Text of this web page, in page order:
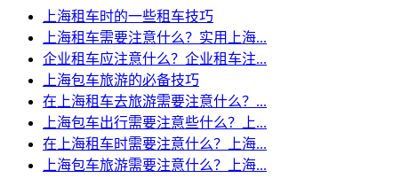
上海租车时的一些租车技巧
上海租车需要注意什么？实用上海...
企业租车应注意什么？企业租车注...
上海包车旅游的必备技巧
在上海租车去旅游需要注意什么？...
上海包车出行需要注意些什么？上...
在上海租车时需要注意什么？上海...
上海包车旅游需要注意什么？上海...